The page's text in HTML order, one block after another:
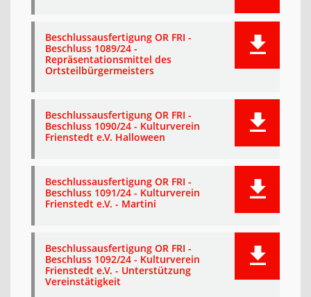
Beschlussausfertigung OR FRI -
Beschluss 1089/24 -
Repräsentationsmittel des
Ortsteilbürgermeisters
Beschlussausfertigung OR FRI -
Beschluss 1090/24 - Kulturverein
Frienstedt e.V. Halloween
Beschlussausfertigung OR FRI -
Beschluss 1091/24 - Kulturverein
Frienstedt e.V. - Martini
Beschlussausfertigung OR FRI -
Beschluss 1092/24 - Kulturverein
Frienstedt e.V. - Unterstützung
Vereinstätigkeit